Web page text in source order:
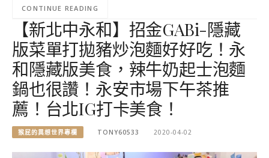
CONTINUE READING
【新北中永和】招金GABi-隱藏
版菜單打拋豬炒泡麵好好吃！永
和隱藏版美食，辣牛奶起士泡麵
鍋也很讚！永安市場下午茶推
薦！台北IG打卡美食！
猴屁的異想世界專欄 TONY60533 2020-04-02